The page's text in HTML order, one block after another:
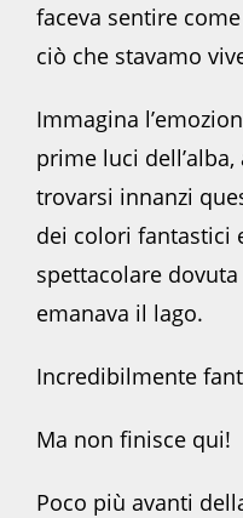
faceva sentire
ciò che stavamo
Immagina
prime luci
trovarsi innanzi
dei colori fantastici
spettacolare
emanava il lago.
Incredibilmente
Ma non finisce qui!
Poco più avanti